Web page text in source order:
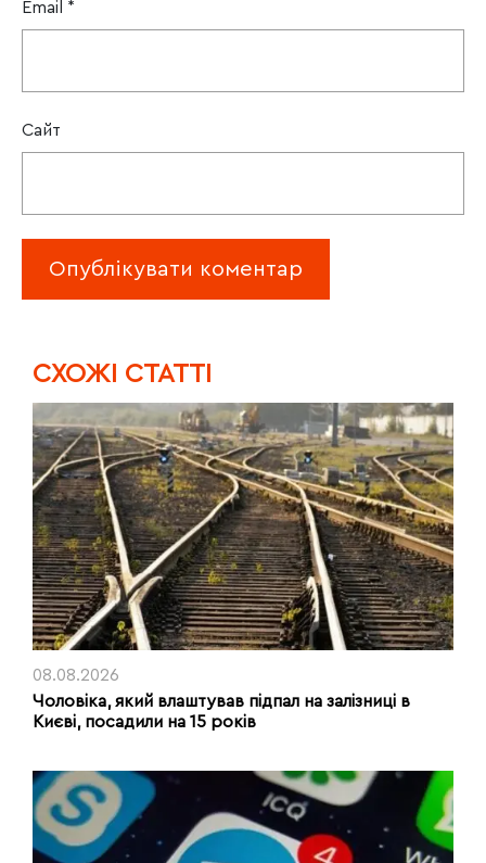
Email *
Сайт
CХОЖІ СТАТТІ
08.08.2026
Чоловіка, який влаштував підпал на залізниці в
Києві, посадили на 15 років